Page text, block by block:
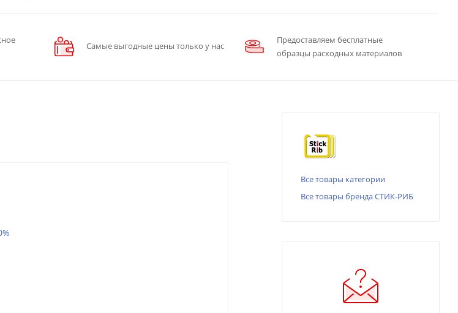
Самые выгодные цены только у нас
Предоставляем бесплатные
образцы расходных материалов
Все товары категории
Все товары бренда СТИК-РИБ